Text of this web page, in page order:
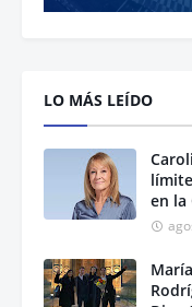
LO MÁS LEÍDO
en la